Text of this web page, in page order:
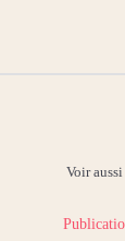
Voir aussi